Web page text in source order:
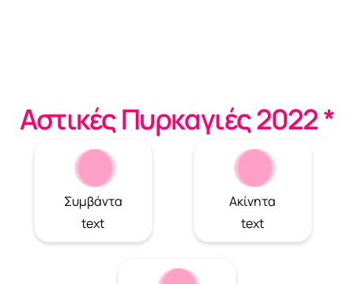
Αστικές Πυρκαγιές 2022 *
Συμβάντα
text
Ακίνητα
text